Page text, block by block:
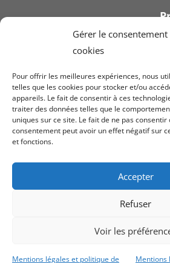
Gérer le consentement
cookies
Pour offrir les meilleures expériences, nous
telles que les cookies pour stocker et/ou
appareils. Le fait de consentir à ces
traiter des données telles que le
uniques sur ce site. Le fait de ne pas
consentement peut avoir un effet négatif sur
et fonctions.
Accepter
Refuser
Voir les
Mentions légales et politique de Mentions